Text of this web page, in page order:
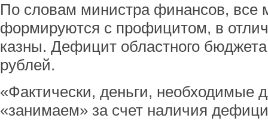
По словам министра финансов,
формируются с профицитом, в
казны. Дефицит областного
рублей.
«Фактически, деньги, необходимые
«занимаем» за счет наличия